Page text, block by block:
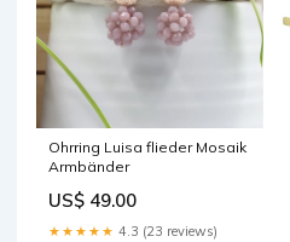
Ohrring Luisa flieder Mosaik
Armbänder
US$ 49.00
★★★★★ 4.3 (23 reviews)